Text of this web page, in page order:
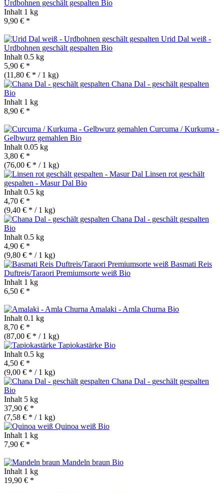
Urdbohnen geschält gespalten Bio
Inhalt 1 kg
9,90 € *
Urid Dal weiß -
Urdbohnen geschält gespalten Bio
Inhalt 0.5 kg
5,90 € *
(11,80 € * / 1 kg)
Chana Dal - geschält gespalten
Bio
Inhalt 1 kg
8,90 € *
Curcuma / Kurkuma -
Gelbwurz gemahlen Bio
Inhalt 0.05 kg
3,80 € *
(76,00 € * / 1 kg)
Linsen rot geschält
gespalten - Masur Dal Bio
Inhalt 0.5 kg
4,70 € *
(9,40 € * / 1 kg)
Chana Dal - geschält gespalten
Bio
Inhalt 0.5 kg
4,90 € *
(9,80 € * / 1 kg)
Basmati Reis
Duftreis/Taraori Premiumsorte weiß Bio
Inhalt 1 kg
6,50 € *
Amalaki - Amla Churna Bio
Inhalt 0.1 kg
8,70 € *
(87,00 € * / 1 kg)
Tapiokastärke Bio
Inhalt 0.5 kg
4,50 € *
(9,00 € * / 1 kg)
Chana Dal - geschält gespalten
Bio
Inhalt 5 kg
37,90 € *
(7,58 € * / 1 kg)
Quinoa weiß Bio
Inhalt 1 kg
7,90 € *
Mandeln braun Bio
Inhalt 1 kg
19,90 € *